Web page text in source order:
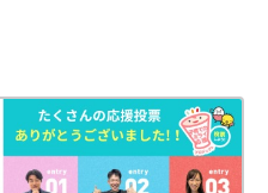
どんな経緯からでしょうか？
てあった翔馬の写真を、研究
。写真を見た別の医師が「ソト
くれたそうです。それでソト
した。